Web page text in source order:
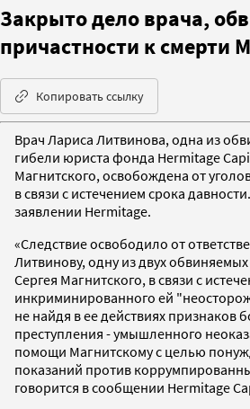
Закрыто дело врача,
причастности к смерти
Копировать ссылку
Врач Лариса Литвинова, одна из
гибели юриста фонда Hermitage
Магнитского, освобождена от
в связи с истечением срока
заявлении Hermitage.
«Следствие освободило от
Литвинову, одну из двух
Сергея Магнитского, в связи с
инкриминированного ей
не найдя в ее действиях признаков
преступления - умышленного
помощи Магнитскому с целью
показаний против
говорится в сообщении Hermitage